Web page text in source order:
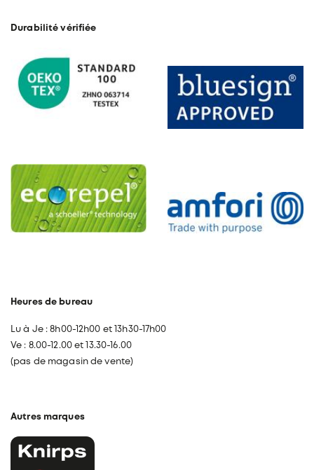
Durabilité vérifiée
Heures de bureau
Lu à Je : 8h00-12h00 et 13h30-17h00
Ve : 8.00-12.00 et 13.30-16.00
(pas de magasin de vente)
Autres marques